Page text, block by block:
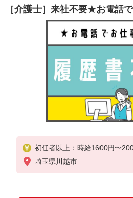
［介護士］来社不要★お電話
初任者以上：時給1600円〜
埼玉県川越市